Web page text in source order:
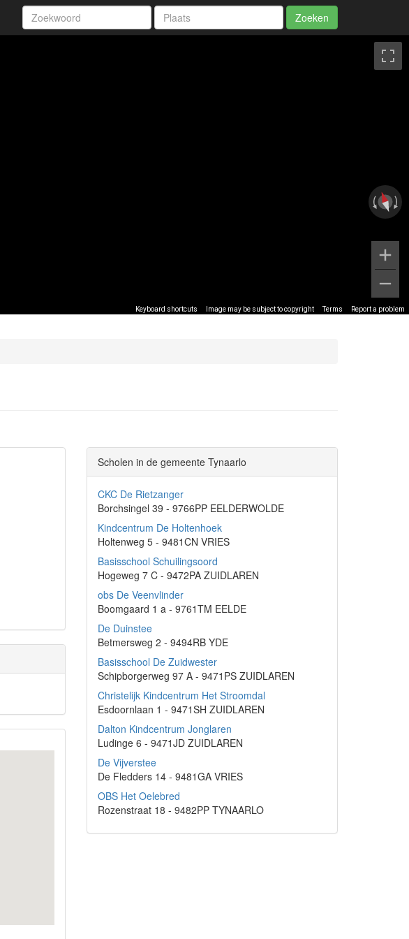
Zoeken
Keyboard shortcuts Image may be subject to copyright Terms Report a problem
Scholen in de gemeente Tynaarlo
CKC De Rietzanger
Borchsingel 39 - 9766PP EELDERWOLDE
Kindcentrum De Holtenhoek
Holtenweg 5 - 9481CN VRIES
Basisschool Schuilingsoord
Hogeweg 7 C - 9472PA ZUIDLAREN
obs De Veenvlinder
Boomgaard 1 a - 9761TM EELDE
De Duinstee
Betmersweg 2 - 9494RB YDE
Basisschool De Zuidwester
Schipborgerweg 97 A - 9471PS ZUIDLAREN
Christelijk Kindcentrum Het Stroomdal
Esdoornlaan 1 - 9471SH ZUIDLAREN
Dalton Kindcentrum Jonglaren
Ludinge 6 - 9471JD ZUIDLAREN
De Vijverstee
De Fledders 14 - 9481GA VRIES
OBS Het Oelebred
Rozenstraat 18 - 9482PP TYNAARLO